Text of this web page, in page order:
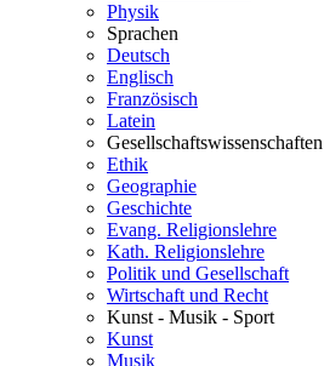
Physik
Sprachen
Deutsch
Englisch
Französisch
Latein
Gesellschaftswissenschaften
Ethik
Geographie
Geschichte
Evang. Religionslehre
Kath. Religionslehre
Politik und Gesellschaft
Wirtschaft und Recht
Kunst - Musik - Sport
Kunst
Musik